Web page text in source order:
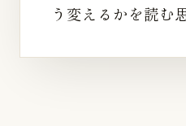
う変えるかを読む